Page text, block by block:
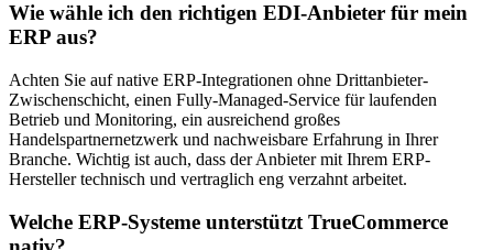
Wie wähle ich den richtigen EDI-Anbieter für mein
ERP aus?
Achten Sie auf native ERP-Integrationen ohne Drittanbieter-
Zwischenschicht, einen Fully-Managed-Service für laufenden
Betrieb und Monitoring, ein ausreichend großes
Handelspartnernetzwerk und nachweisbare Erfahrung in Ihrer
Branche. Wichtig ist auch, dass der Anbieter mit Ihrem ERP-
Hersteller technisch und vertraglich eng verzahnt arbeitet.
Welche ERP-Systeme unterstützt TrueCommerce